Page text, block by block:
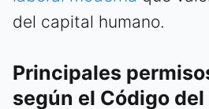
del capital humano.
Principales
según el Código